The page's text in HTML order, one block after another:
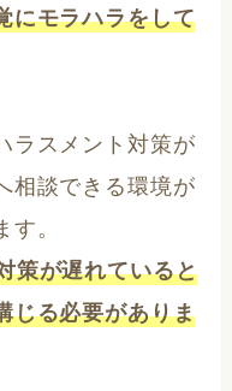
にモラハラをして
ラスメント対策が
相談できる環境が
。
策が遅れていると
じる必要がありま